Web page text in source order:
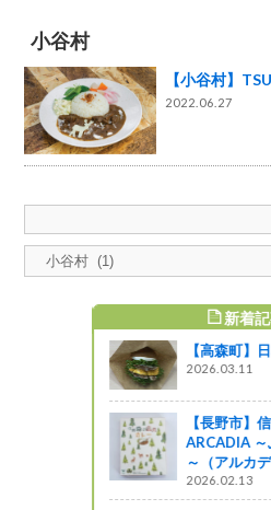
小谷村
【小谷村】
2022.06.27
新着
【高森町】
2026.03.11
【長野市】
ARCADIA
～（アルカデ
2026.02.13